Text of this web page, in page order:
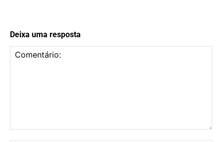
Deixa uma resposta